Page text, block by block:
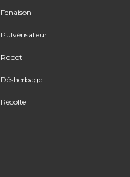
Fenaison
Pulvérisateur
Robot
Désherbage
Récolte